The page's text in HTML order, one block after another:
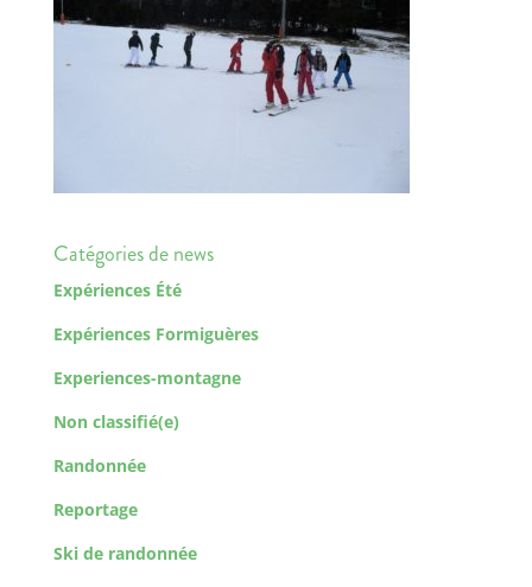
Catégories de news
Expériences Été
Expériences Formiguères
Experiences-montagne
Non classifié(e)
Randonnée
Reportage
Ski de randonnée